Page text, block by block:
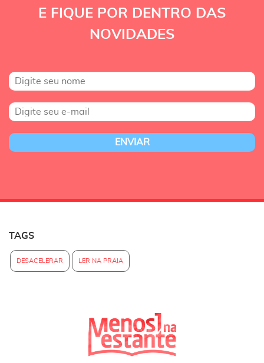
E FIQUE POR DENTRO DAS
NOVIDADES
TAGS
DESACELERAR LER NA PRAIA